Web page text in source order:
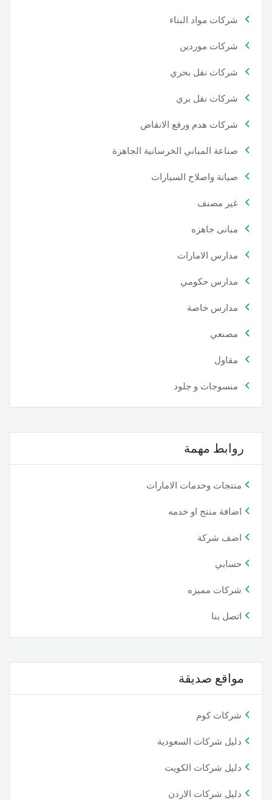
شركات مواد البناء
شركات موردين
شركات نقل بحري
شركات نقل بري
شركات هدم ورفع الانقاض
صناعة المباني الخرسانية الجاهزة
صيانة واصلاح السيارات
غير مصنف
مبانى جاهزه
مدارس الامارات
مدارس حكومي
مدارس خاصة
مصنعي
مقاول
منسوجات و جلود
روابط مهمة
منتجات وخدمات الامارات
اضافة منتج او خدمه
اضف شركة
حسابي
شركات مميزه
اتصل بنا
مواقع صديقة
شركات كوم
دليل شركات السعودية
دليل شركات الكويت
دليل شركات الاردن